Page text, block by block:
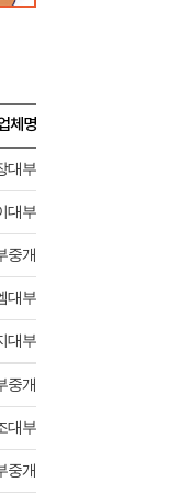
체명
대부
대부
중개
대부
대부
중개
대부
중개